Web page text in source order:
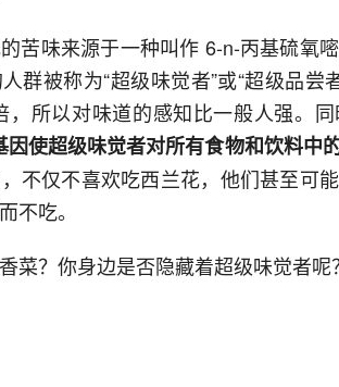
苦味来源于一种叫作 6-n-丙基硫氧
群被称为“超级味觉者”或“超级品尝
，所以对味道的感知比一般人强。
因使超级味觉者对所有食物和饮料中
不仅不喜欢吃西兰花，他们甚至可
不吃。
菜？你身边是否隐藏着超级味觉者呢